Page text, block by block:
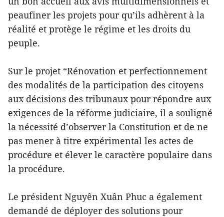
peaufiner les projets pour qu’ils adhèrent à la
réalité et protège le régime et les droits du
peuple.
Sur le projet “Rénovation et perfectionnement
des modalités de la participation des citoyens
aux décisions des tribunaux pour répondre aux
exigences de la réforme judiciaire, il a souligné
la nécessité d’observer la Constitution et de ne
pas mener à titre expérimental les actes de
procédure et élever le caractère populaire dans
la procédure.
Le président Nguyên Xuân Phuc a également
demandé de déployer des solutions pour